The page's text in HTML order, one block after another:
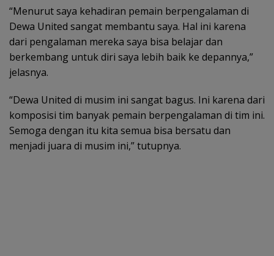
“Menurut saya kehadiran pemain berpengalaman di
Dewa United sangat membantu saya. Hal ini karena
dari pengalaman mereka saya bisa belajar dan
berkembang untuk diri saya lebih baik ke depannya,”
jelasnya.
“Dewa United di musim ini sangat bagus. Ini karena dari
komposisi tim banyak pemain berpengalaman di tim ini.
Semoga dengan itu kita semua bisa bersatu dan
menjadi juara di musim ini,” tutupnya.